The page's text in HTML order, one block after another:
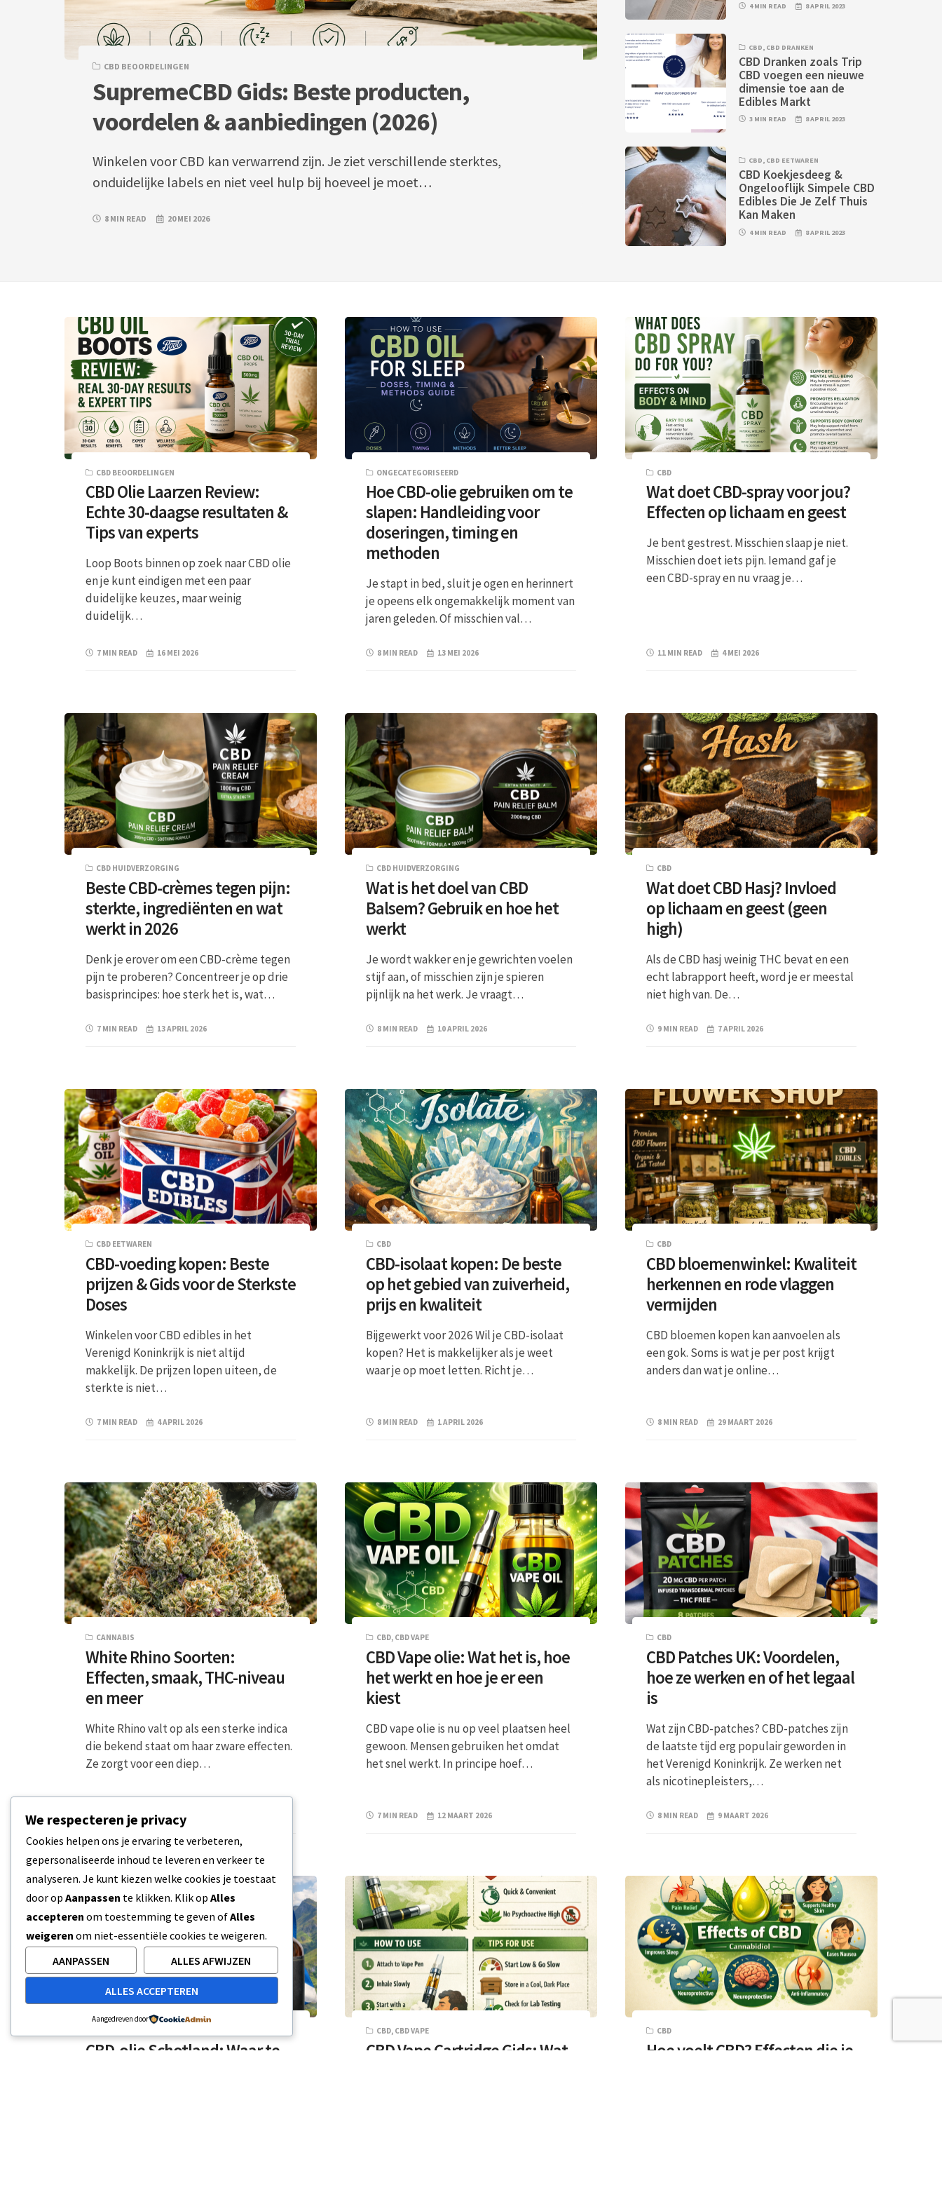
CBD BEOORDELINGEN
SupremeCBD Gids: Beste producten,
voordelen & aanbiedingen (2026)
Winkelen voor CBD kan verwarrend zijn. Je ziet verschillende sterktes,
onduidelijke labels en niet veel hulp bij hoeveel je moet…
8 MIN READ 20 MEI 2026
4 MIN READ 8 APRIL 2023
CBD, CBD DRANKEN
CBD Dranken zoals Trip
CBD voegen een nieuwe
dimensie toe aan de
Edibles Markt
3 MIN READ 8 APRIL 2023
CBD, CBD EETWAREN
CBD Koekjesdeeg &
Ongelooflijk Simpele CBD
Edibles Die Je Zelf Thuis
Kan Maken
4 MIN READ 8 APRIL 2023
CBD BEOORDELINGEN
CBD Olie Laarzen Review:
Echte 30-daagse resultaten &
Tips van experts
Loop Boots binnen op zoek naar CBD olie
en je kunt eindigen met een paar
duidelijke keuzes, maar weinig
duidelijk…
7 MIN READ 16 MEI 2026
ONGECATEGORISEERD
Hoe CBD-olie gebruiken om te
slapen: Handleiding voor
doseringen, timing en
methoden
Je stapt in bed, sluit je ogen en herinnert
je opeens elk ongemakkelijk moment van
jaren geleden. Of misschien val…
8 MIN READ 13 MEI 2026
CBD
Wat doet CBD-spray voor jou?
Effecten op lichaam en geest
Je bent gestrest. Misschien slaap je niet.
Misschien doet iets pijn. Iemand gaf je
een CBD-spray en nu vraag je…
11 MIN READ 4 MEI 2026
CBD HUIDVERZORGING
Beste CBD-crèmes tegen pijn:
sterkte, ingrediënten en wat
werkt in 2026
Denk je erover om een CBD-crème tegen
pijn te proberen? Concentreer je op drie
basisprincipes: hoe sterk het is, wat…
7 MIN READ 13 APRIL 2026
CBD HUIDVERZORGING
Wat is het doel van CBD
Balsem? Gebruik en hoe het
werkt
Je wordt wakker en je gewrichten voelen
stijf aan, of misschien zijn je spieren
pijnlijk na het werk. Je vraagt…
8 MIN READ 10 APRIL 2026
CBD
Wat doet CBD Hasj? Invloed
op lichaam en geest (geen
high)
Als de CBD hasj weinig THC bevat en een
echt labrapport heeft, word je er meestal
niet high van. De…
9 MIN READ 7 APRIL 2026
CBD EETWAREN
CBD-voeding kopen: Beste
prijzen & Gids voor de Sterkste
Doses
Winkelen voor CBD edibles in het
Verenigd Koninkrijk is niet altijd
makkelijk. De prijzen lopen uiteen, de
sterkte is niet…
7 MIN READ 4 APRIL 2026
CBD
CBD-isolaat kopen: De beste
op het gebied van zuiverheid,
prijs en kwaliteit
Bijgewerkt voor 2026 Wil je CBD-isolaat
kopen? Het is makkelijker als je weet
waar je op moet letten. Richt je…
8 MIN READ 1 APRIL 2026
CBD
CBD bloemenwinkel: Kwaliteit
herkennen en rode vlaggen
vermijden
CBD bloemen kopen kan aanvoelen als
een gok. Soms is wat je per post krijgt
anders dan wat je online…
8 MIN READ 29 MAART 2026
CANNABIS
White Rhino Soorten:
Effecten, smaak, THC-niveau
en meer
White Rhino valt op als een sterke indica
die bekend staat om haar zware effecten.
Ze zorgt voor een diep…
8 MIN READ 15 MAART 2026
CBD, CBD VAPE
CBD Vape olie: Wat het is, hoe
het werkt en hoe je er een
kiest
CBD vape olie is nu op veel plaatsen heel
gewoon. Mensen gebruiken het omdat
het snel werkt. In principe hoef…
7 MIN READ 12 MAART 2026
CBD
CBD Patches UK: Voordelen,
hoe ze werken en of het legaal
is
Wat zijn CBD-patches? CBD-patches zijn
de laatste tijd erg populair geworden in
het Verenigd Koninkrijk. Ze werken net
als nicotinepleisters,…
8 MIN READ 9 MAART 2026
CBD-olie Schotland: Waar te
CBD, CBD VAPE
CBD Vape Cartridge Gids: Wat
CBD
Hoe voelt CBD? Effecten die je
We respecteren je privacy
Cookies helpen ons je ervaring te verbeteren,
gepersonaliseerde inhoud te leveren en verkeer te
analyseren. Je kunt kiezen welke cookies je toestaat
door op Aanpassen te klikken. Klik op Alles
accepteren om toestemming te geven ofAlles
weigeren om niet-essentiële cookies te weigeren.
AANPASSEN
ALLES AFWIJZEN
ALLES ACCEPTEREN
Aangedreven door